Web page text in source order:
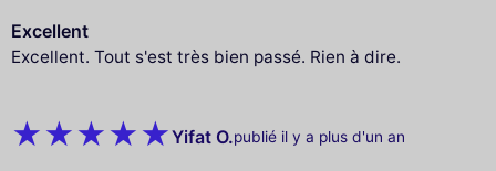
Excellent
Excellent. Tout s'est très bien passé. Rien à dire.
Yifat O.publié il y a plus d'un an